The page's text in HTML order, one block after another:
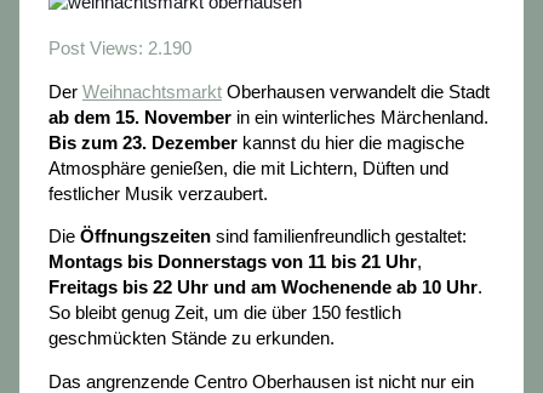
Post Views: 2.190
Der WeihnachtsmarktOberhausen verwandelt die Stadt
ab dem 15. Novemberin ein winterliches Märchenland.
Bis zum 23. Dezemberkannst du hier die magische
Atmosphäre genießen, die mit Lichtern, Düften und
festlicher Musik verzaubert.
Die Öffnungszeitensind familienfreundlich gestaltet:
Montags bis Donnerstags von 11 bis 21 Uhr,
Freitags bis 22 Uhr und am Wochenende ab 10 Uhr.
So bleibt genug Zeit, um die über 150 festlich
geschmückten Stände zu erkunden.
Das angrenzende Centro Oberhausen ist nicht nur ein